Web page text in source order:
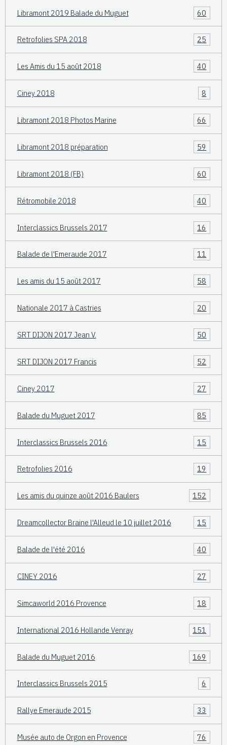
Libramont 2019 Balade du Muguet 60
Retrofolies SPA 2018 25
Les Amis du 15 août 2018 40
Ciney 2018 8
Libramont 2018 Photos Marine 66
Libramont 2018 préparation 59
Libramont 2018 (FB) 60
Rétromobile 2018 40
Interclassics Brussels 2017 16
Balade de l'Emeraude 2017 11
Les amis du 15 août 2017 58
Nationale 2017 à Castries 20
SRT DIJON 2017 Jean V. 50
SRT DIJON 2017 Francis 52
Ciney 2017 27
Balade du Muguet 2017 85
Interclassics Brussels 2016 15
Retrofolies 2016 19
Les amis du quinze août 2016 Baulers 152
Dreamcollector Braine l'Alleud le 10 juillet 2016 15
Balade de l'été 2016 40
CINEY 2016 27
Simcaworld 2016 Provence 18
International 2016 Hollande Venray 151
Balade du Muguet 2016 169
Interclassics Brussels 2015 6
Rallye Emeraude 2015 33
Musée auto de Orgon en Provence 76